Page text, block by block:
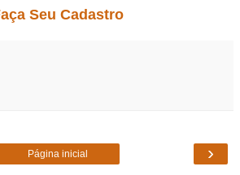
Seu Cadastro
›
Página inicial